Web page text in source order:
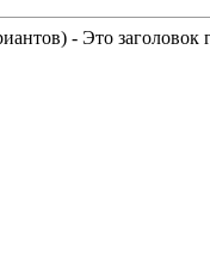
- Это заголовок